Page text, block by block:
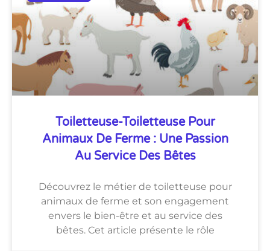
Toiletteuse-Toiletteuse Pour
Animaux De Ferme : Une Passion
Au Service Des Bêtes
Découvrez le métier de toiletteuse pour
animaux de ferme et son engagement
envers le bien-être et au service des
bêtes. Cet article présente le rôle